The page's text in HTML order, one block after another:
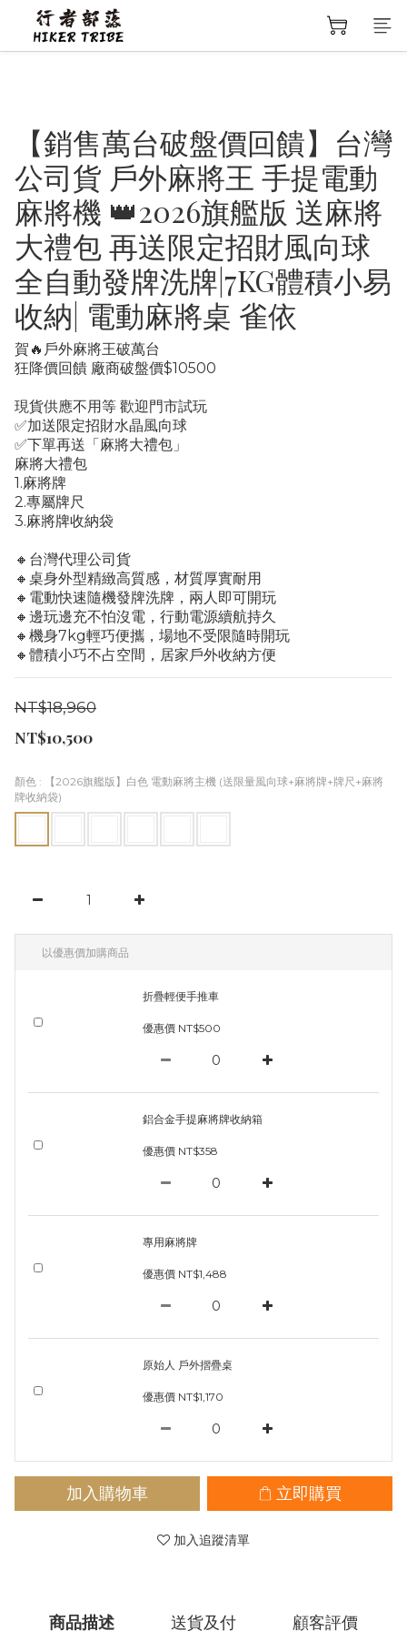
【銷售萬台破盤價回饋】台灣
公司貨 戶外麻將王 手提電動
麻將機 👑2026旗艦版 送麻將
大禮包 再送限定招財風向球
全自動發牌洗牌|7KG體積小易
收納| 電動麻將桌 雀依
賀🔥戶外麻將王破萬台
狂降價回饋 廠商破盤價$10500
現貨供應不用等 歡迎門市試玩
✅加送限定招財水晶風向球
✅下單再送「麻將大禮包」
麻將大禮包
1.麻將牌
2.專屬牌尺
3.麻將牌收納袋
🔸台灣代理公司貨
🔸桌身外型精緻高質感，材質厚實耐用
🔸電動快速隨機發牌洗牌，兩人即可開玩
🔸邊玩邊充不怕沒電，行動電源續航持久
🔸機身7kg輕巧便攜，場地不受限隨時開玩
🔸體積小巧不占空間，居家戶外收納方便
NT$18,960
NT$10,500
顏色 : 【2026旗艦版】白色 電動麻將主機 (送限量風向球+麻將牌+牌尺+麻將
牌收納袋)
以優惠價加購商品
折疊輕便手推車
優惠價 NT$500
鋁合金手提麻將牌收納箱
優惠價 NT$358
專用麻將牌
優惠價 NT$1,488
原始人 戶外摺疊桌
優惠價 NT$1,170
加入購物車 立即購買
加入追蹤清單
商品描述 送貨及付 顧客評價